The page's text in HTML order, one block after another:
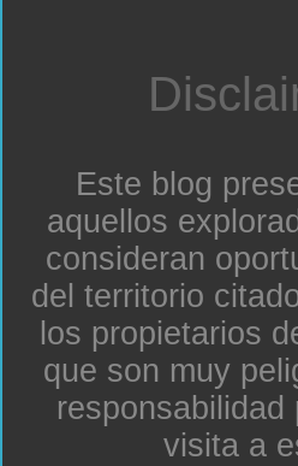
Este blog
aquellos
consideran
del territorio
los propietarios
que son muy
visita a